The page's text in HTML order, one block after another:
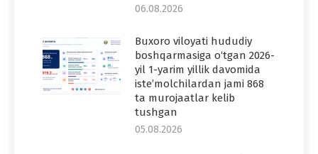
06.08.2026
Buxoro viloyati hududiy
boshqarmasiga o‘tgan 2026-
yil 1-yarim yillik davomida
iste’molchilardan jami 868
ta murojaatlar kelib
tushgan
05.08.2026